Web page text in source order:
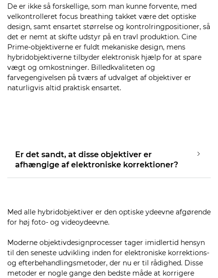
De er ikke så forskellige, som man kunne forvente, med
velkontrolleret focus breathing takket være det optiske
design, samt ensartet størrelse og kontrolringpositioner, så
det er nemt at skifte udstyr på en travl produktion. Cine
Prime-objektiverne er fuldt mekaniske design, mens
hybridobjektiverne tilbyder elektronisk hjælp for at spare
vægt og omkostninger. Billedkvaliteten og
farvegengivelsen på tværs af udvalget af objektiver er
naturligvis altid praktisk ensartet.
Er det sandt, at disse objektiver er
afhængige af elektroniske korrektioner?
Med alle hybridobjektiver er den optiske ydeevne afgørende
for høj foto- og videoydeevne.
Moderne objektivdesignprocesser tager imidlertid hensyn
til den seneste udvikling inden for elektroniske korrektions-
og efterbehandlingsmetoder, der nu er til rådighed. Disse
metoder er nogle gange den bedste måde at korrigere